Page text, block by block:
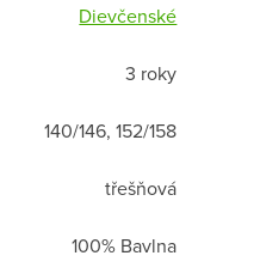
Dievčenské
3 roky
140/146, 152/158
třešňová
100% Bavlna